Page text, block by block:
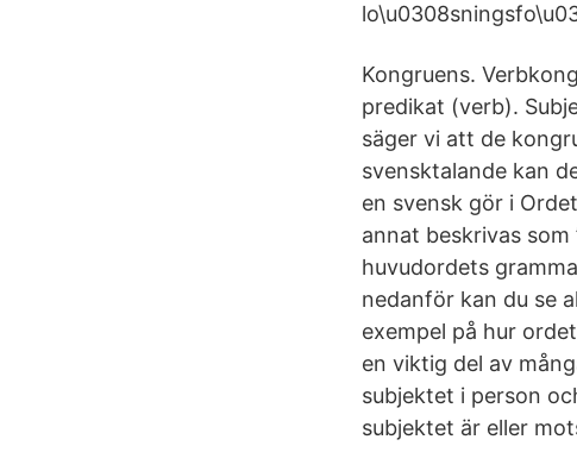
Kongruens.
predikat (verb).
säger vi att de
svensktalande kan
en svensk gör i
annat beskrivas
huvudordets
nedanför kan du se
exempel på hur
en viktig del av
subjektet i person
subjektet är eller